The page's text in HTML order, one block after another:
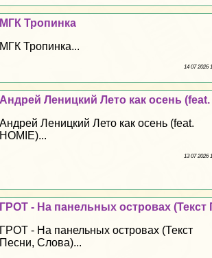
МГК Тропинка
МГК Тропинка...
14 07 2026
Андрей Леницкий Лето как осень (feat.
Андрей Леницкий Лето как осень (feat.
HOMIE)...
13 07 2026
ГРОТ - На панельных островах (Текст
ГРОТ - На панельных островах (Текст
Песни, Слова)...